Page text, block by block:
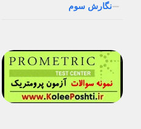
نگارش سوم